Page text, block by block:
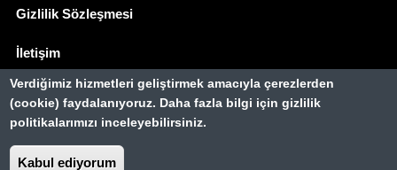
Gizlilik Sözleşmesi
İletişim
Basında Biz
Gezimanya Turizm, TÜRSAB'a kayıtlı bir
Verdiğimiz hizmetleri geliştirmek amacıyla çerezlerden
(cookie) faydalanıyoruz. Daha fazla bilgi için gizlilik
politikalarımızı inceleyebilirsiniz.
Kabul ediyorum